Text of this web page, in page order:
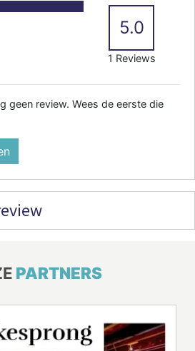
5.0
1 Reviews
geen review. Wees de eerste die
PARTNERS